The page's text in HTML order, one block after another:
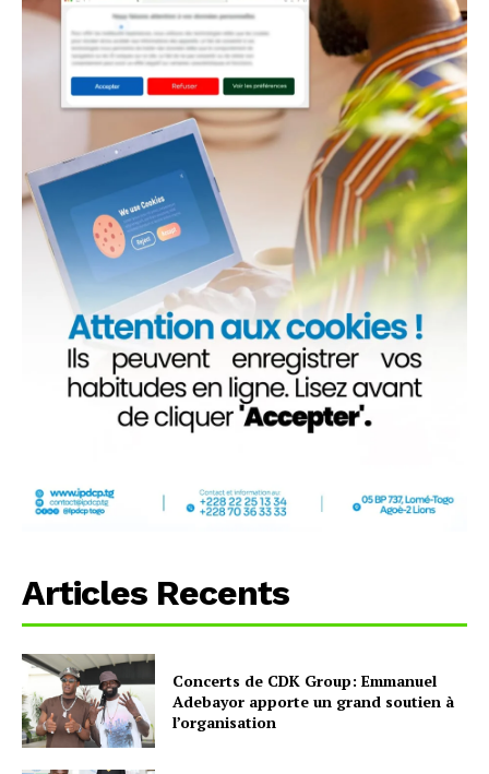
Articles Recents
Concerts de CDK Group: Emmanuel
Adebayor apporte un grand soutien à
l’organisation